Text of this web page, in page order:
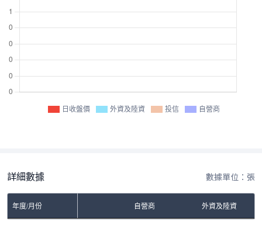
日收盤價 外資及陸資 投信 自營商
詳細數據 數據單位：張
年度/月份 自營商 外資及陸資